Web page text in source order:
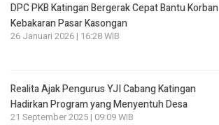
DPC PKB Katingan Bergerak Cepat Bantu Korban
Kebakaran Pasar Kasongan
26 Januari 2026 | 16:28 WIB
Realita Ajak Pengurus YJI Cabang Katingan
Hadirkan Program yang Menyentuh Desa
21 September 2025 | 09:09 WIB